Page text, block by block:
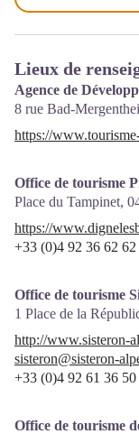
Lieux de
Agence de
8 rue Bad-
https://
Office de tourisme
Place du Tampinet,
https://
+33 (0)4 92 36 62 62
Office de tourisme
1 Place de la
http://www.sisteron-
sisteron@sisteron-
+33 (0)4 92 61 36 50
Office de tourisme